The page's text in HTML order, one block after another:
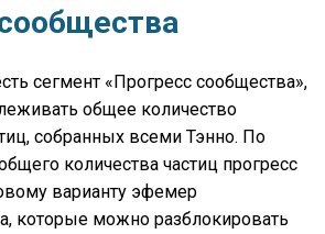
сегмент «Прогресс сообщества»,
общее количество
собранных всеми Тэнно. По
количества частиц прогресс
варианту эфемер
которые можно разблокировать